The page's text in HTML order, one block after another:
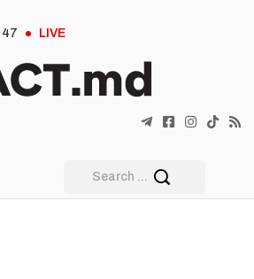
47 LIVE